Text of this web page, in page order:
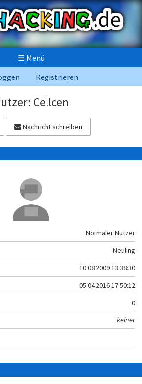
☰ Menü
Registrieren
Cellcen
Nachricht schreiben
Normaler Nutzer
Neuling
10.08.2009 13:38:30
05.04.2016 17:50:12
0
keiner